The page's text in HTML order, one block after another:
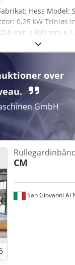
Hess Model:
0,25 kW
mm x 800 mm x
stand som
over
GmbH
San Giovanni Al
CM